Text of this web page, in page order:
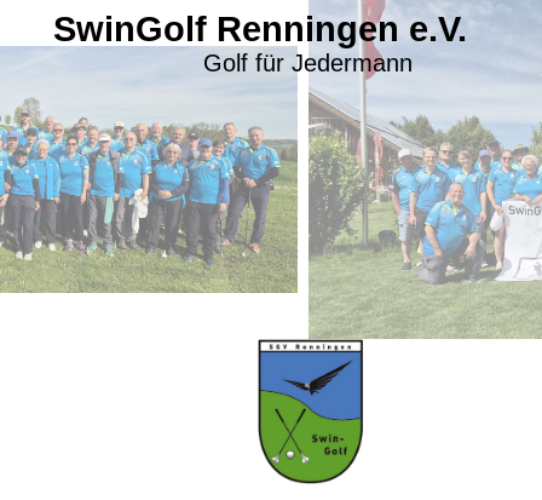
SwinGolf Renningen e.V.
Golf für Jedermann